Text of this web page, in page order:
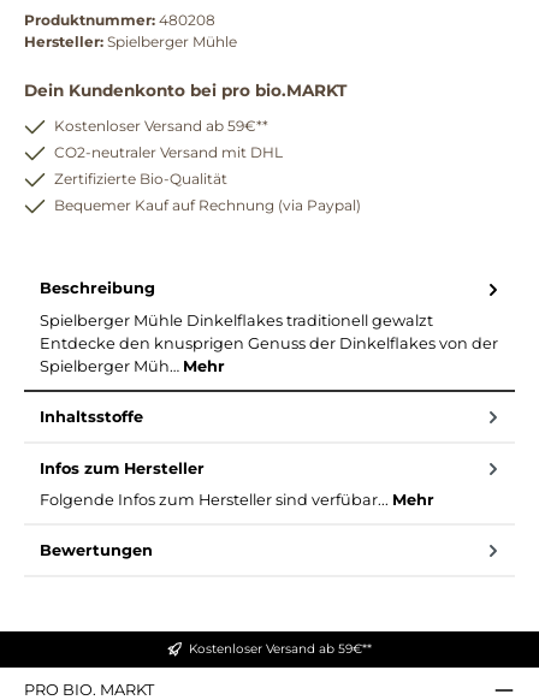
Produktnummer: 480208
Hersteller: Spielberger Mühle
Dein Kundenkonto bei pro bio.MARKT
Kostenloser Versand ab 59€**
CO2-neutraler Versand mit DHL
Zertifizierte Bio-Qualität
Bequemer Kauf auf Rechnung (via Paypal)
Beschreibung
Spielberger Mühle Dinkelflakes traditionell gewalzt
Entdecke den knusprigen Genuss der Dinkelflakes von der
Spielberger Müh… Mehr
Inhaltsstoffe
Infos zum Hersteller
Folgende Infos zum Hersteller sind verfübar... Mehr
Bewertungen
Kostenloser Versand ab 59€**
PRO BIO. MARKT